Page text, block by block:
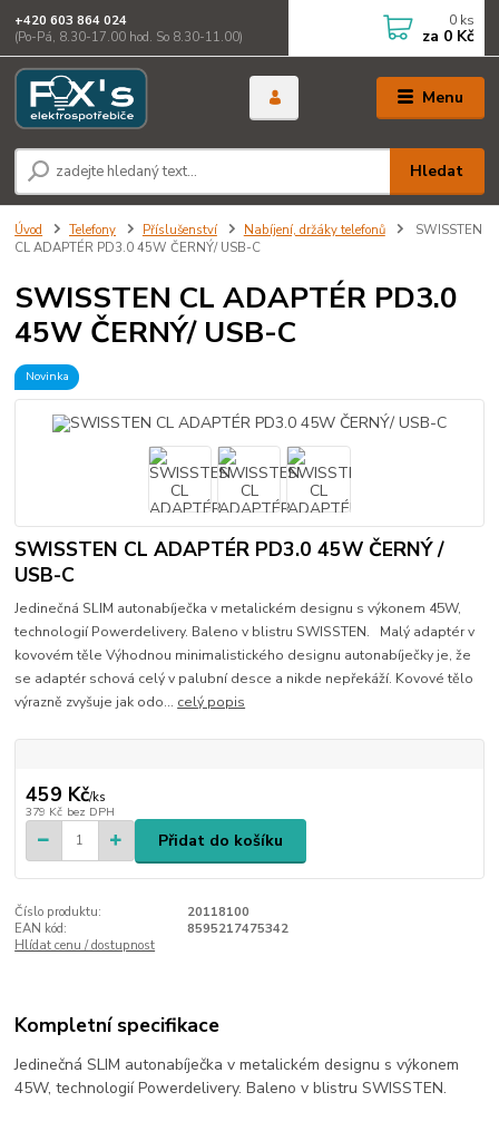
Menu
Hledat
+420 603 864 024
(Po-Pá, 8.30-17.00 hod. So 8.30-11.00)
0 ks
za 0 Kč
Úvod Telefony Příslušenství Nabíjení, držáky telefonů
SWISSTEN
CL ADAPTÉR PD3.0 45W ČERNÝ/ USB-C
SWISSTEN CL ADAPTÉR PD3.0
45W ČERNÝ/ USB-C
Novinka
SWISSTEN CL ADAPTÉR PD3.0 45W ČERNÝ /
USB-C
Jedinečná SLIM autonabíječka v metalickém designu s výkonem 45W,
technologií Powerdelivery. Baleno v blistru SWISSTEN. Malý adaptér v
kovovém těle Výhodnou minimalistického designu autonabíječky je, že
se adaptér schová celý v palubní desce a nikde nepřekáží. Kovové tělo
výrazně zvyšuje jak odo... celý popis
459 Kč/ks
379 Kč bez DPH
Přidat do košíku
Číslo produktu:
20118100
EAN kód:
8595217475342
Hlídat cenu / dostupnost
Kompletní specifikace
Jedinečná SLIM autonabíječka v metalickém designu s výkonem
45W, technologií Powerdelivery. Baleno v blistru SWISSTEN.